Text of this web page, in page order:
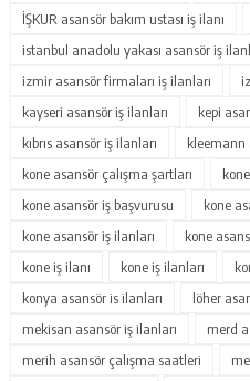
İŞKUR asansör bakım ustası iş ilanı
istanbul anadolu yakası asansör iş
izmir asansör firmaları iş ilanları
kayseri asansör iş ilanları
kepi
kıbrıs asansör iş ilanları
kleemann
kone asansör çalışma şartları
kone asansör iş başvurusu
kone
kone asansör iş ilanları
kone
kone iş ilanı
kone iş ilanları
konya asansör is ilanları
löher
mekisan asansör iş ilanları
merd
merih asansör çalışma saatleri